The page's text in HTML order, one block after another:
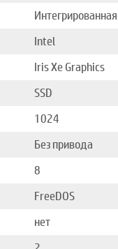
Интегрированная
Intel
Iris Xe Graphics
SSD
1024
Без привода
8
FreeDOS
нет